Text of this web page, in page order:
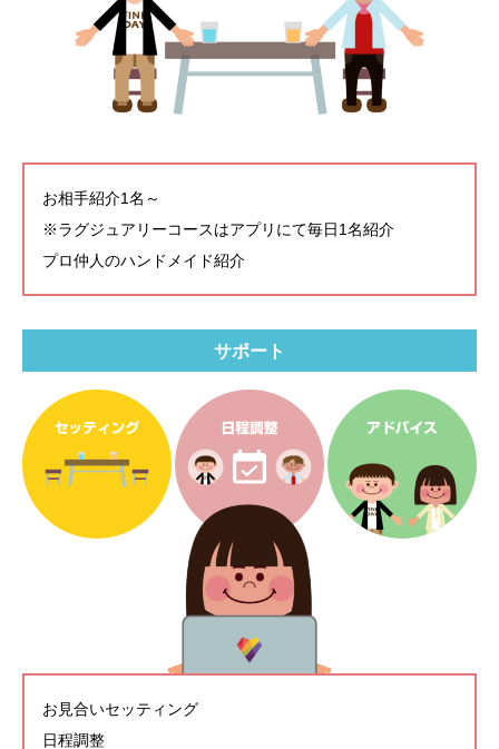
お相手紹介1名～
※ラグジュアリーコースはアプリにて毎日1名紹介
プロ仲人のハンドメイド紹介
サポート
お見合いセッティング
日程調整